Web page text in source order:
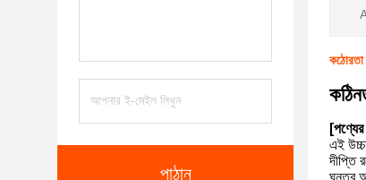
পাঠান
কঠোরতা
[পণ্যের
এই
দীপ্তি
ঘনত্ব